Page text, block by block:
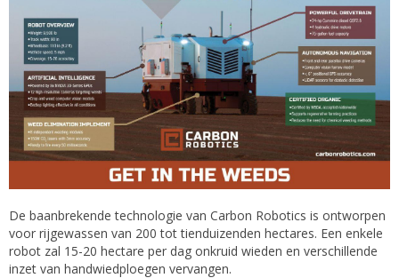
De baanbrekende technologie van Carbon Robotics is ontworpen
voor rijgewassen van 200 tot tienduizenden hectares. Een enkele
robot zal 15-20 hectare per dag onkruid wieden en verschillende
inzet van handwiedploegen vervangen.